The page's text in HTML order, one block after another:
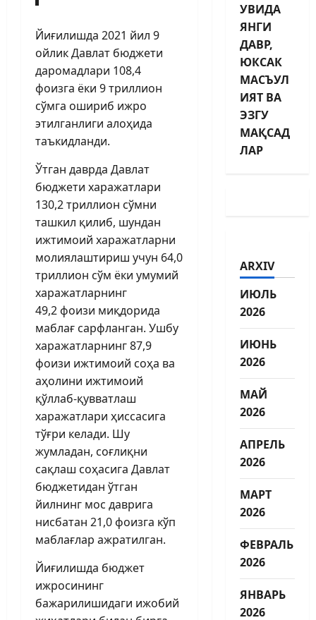
Йиғилишда 2021 йил 9
ойлик Давлат бюджети
даромадлари 108,4
фоизга ёки 9 триллион
сўмга ошириб ижро
этилганлиги алоҳида
таъкидланди.
Ўтган даврда Давлат
бюджети харажатлари
130,2 триллион сўмни
ташкил қилиб, шундан
ижтимоий харажатларни
молиялаштириш учун 64,0
триллион сўм ёки умумий
харажатларнинг
49,2 фоизи миқдорида
маблағ сарфланган. Ушбу
харажатларнинг 87,9
фоизи ижтимоий соҳа ва
аҳолини ижтимоий
қўллаб-қувватлаш
харажатлари ҳиссасига
тўғри келади. Шу
жумладан, соғлиқни
сақлаш соҳасига Давлат
бюджетидан ўтган
йилнинг мос даврига
нисбатан 21,0 фоизга кўп
маблағлар ажратилган.
Йиғилишда бюджет
ижросининг
бажарилишидаги ижобий
УВИДА
ЯНГИ
ДАВР,
ЮКСАК
МАСЪУЛ
ИЯТ ВА
ЭЗГУ
МАҚСАД
ЛАР
ARXIV
ИЮЛЬ
2026
ИЮНЬ
2026
МАЙ
2026
АПРЕЛЬ
2026
МАРТ
2026
ФЕВРАЛЬ
2026
ЯНВАРЬ
2026